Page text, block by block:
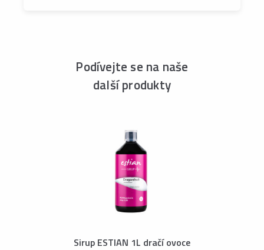
Podívejte se na naše
další produkty
Sirup ESTIAN 1L dračí ovoce